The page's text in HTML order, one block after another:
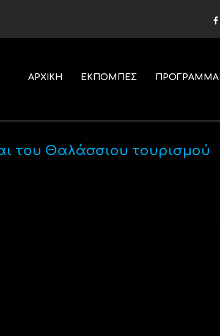
ΑΡΧΙΚΗ ΕΚΠΟΜΠΕΣ ΠΡΟΓΡΑΜΜΑ
του Θαλάσσιου τουρισμού